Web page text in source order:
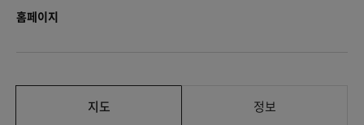
홈페이지
지도 정보